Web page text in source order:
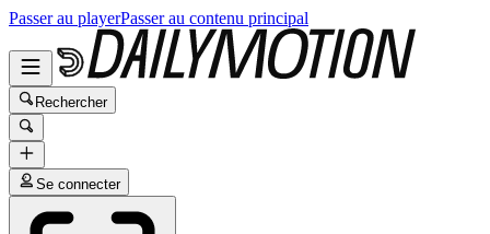
Passer au playerPasser au contenu principal
Rechercher
Se connecter